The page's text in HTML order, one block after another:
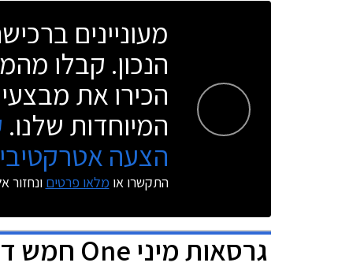
מעוניינים
הנכון. קבלו
הכירו את
המיוחדות שלנו.
הצעה
התקשרו או מלאו פרטים ונחזור
גרסאותמיני One חמש דלתות